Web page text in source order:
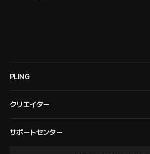
PLING
クリエイター
サポートセンター